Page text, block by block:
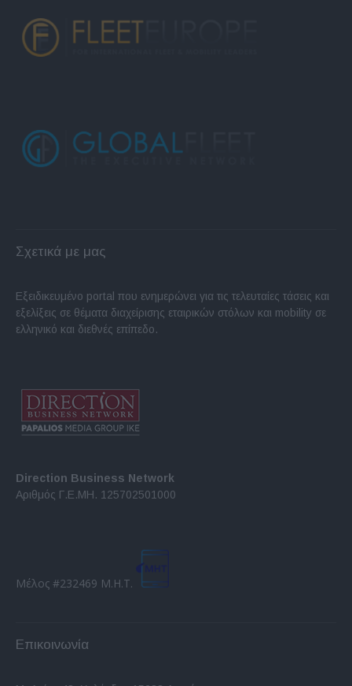
Σχετικά με μας
Εξειδικευμένο portal που ενημερώνει για τις τελευταίες τάσεις και
εξελίξεις σε θέματα διαχείρισης εταιρικών στόλων και mobility σε
ελληνικό και διεθνές επίπεδο.
Direction Business Network
Αριθμός Γ.Ε.ΜΗ. 125702501000
Μέλος #232469 Μ.Η.Τ.
Επικοινωνία